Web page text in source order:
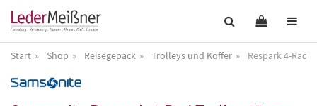
Start Shop Reisegepäck Trolleys und Koffer Respark 4-Rad